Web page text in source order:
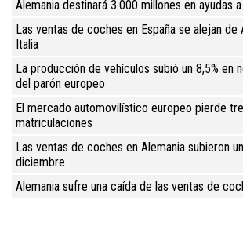
Alemania destinará 3.000 millones en ayudas
Las ventas de coches en España se alejan de
Italia
La producción de vehículos subió un 8,5% en
del parón europeo
El mercado automovilístico europeo pierde
matriculaciones
Las ventas de coches en Alemania subieron
diciembre
Alemania sufre una caída de las ventas de